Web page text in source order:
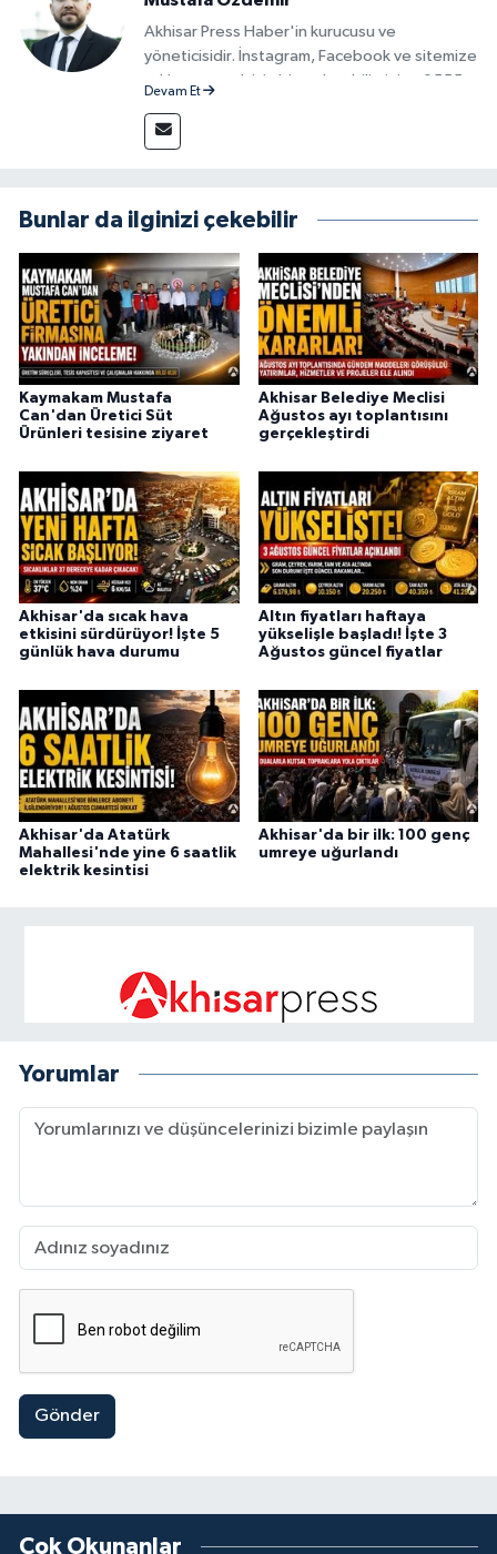
Akhisar Press Haber'in kurucusu ve
yöneticisidir. İnstagram, Facebook ve sitemize
reklam vermek için bize ulaşabilirsiniz - 0555
Devam Et
Bunlar da ilginizi çekebilir
Kaymakam Mustafa
Can'dan Üretici Süt
Ürünleri tesisine ziyaret
Akhisar Belediye Meclisi
Ağustos ayı toplantısını
gerçekleştirdi
Akhisar'da sıcak hava
etkisini sürdürüyor! İşte 5
günlük hava durumu
Altın fiyatları haftaya
yükselişle başladı! İşte 3
Ağustos güncel fiyatlar
Akhisar'da Atatürk
Mahallesi'nde yine 6 saatlik
elektrik kesintisi
Akhisar'da bir ilk: 100 genç
umreye uğurlandı
Yorumlar
Gönder
Çok Okunanlar